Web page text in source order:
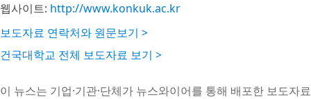
웹사이트: http://www.konkuk.ac.kr
보도자료 연락처와 원문보기 >
건국대학교 전체 보도자료 보기 >
이 뉴스는 기업·기관·단체가 뉴스와이어를 통해 배포한 보도자